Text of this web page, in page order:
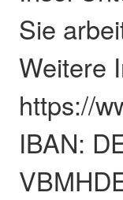
Sie
Weitere
https://
IBAN: